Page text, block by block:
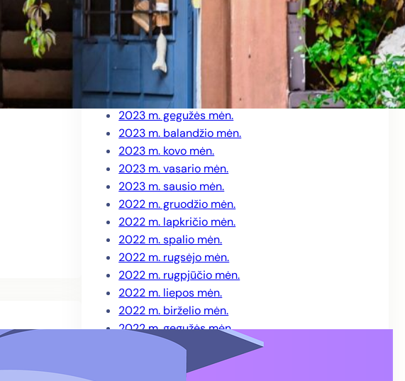
2023 m. gruodžio mėn.
2023 m. lapkričio mėn.
2023 m. spalio mėn.
2023 m. rugsėjo mėn.
2023 m. liepos mėn.
2023 m. birželio mėn.
2023 m. gegužės mėn.
2023 m. balandžio mėn.
2023 m. kovo mėn.
2023 m. vasario mėn.
2023 m. sausio mėn.
2022 m. gruodžio mėn.
2022 m. lapkričio mėn.
2022 m. spalio mėn.
2022 m. rugsėjo mėn.
2022 m. rugpjūčio mėn.
2022 m. liepos mėn.
2022 m. birželio mėn.
2022 m. gegužės mėn.
2022 m. balandžio mėn.
2022 m. kovo mėn.